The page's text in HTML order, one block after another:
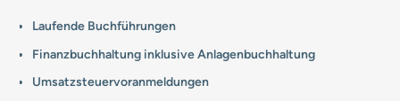
Laufende Buchführungen
Finanzbuchhaltung inklusive Anlagenbuchhaltung
Umsatzsteuervoranmeldungen